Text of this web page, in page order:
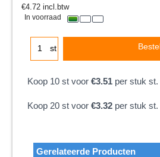
€4.72 incl.btw
In voorraad
st Bestel
Koop 10 st voor €3.51 per stuk st.
Koop 20 st voor €3.32 per stuk st.
Gerelateerde Producten